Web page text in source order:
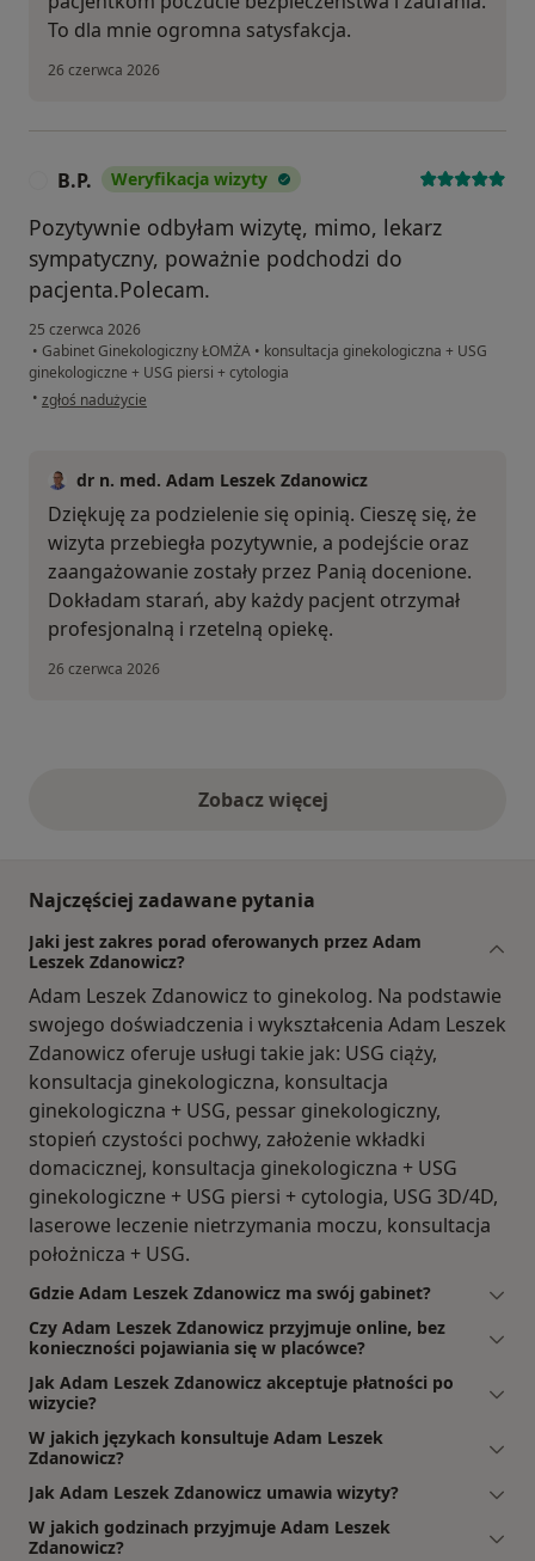
To dla mnie ogromna satysfakcja.
26 czerwca 2026
B.P. Weryfikacja wizyty
Pozytywnie odbyłam wizytę, mimo, lekarz
sympatyczny, poważnie podchodzi do
pacjenta.Polecam.
25 czerwca 2026
• Gabinet Ginekologiczny ŁOMŻA • konsultacja ginekologiczna + USG
ginekologiczne + USG piersi + cytologia
• w opinii użytkownika B.P.
zgłoś nadużycie
dr n. med. Adam Leszek Zdanowicz
Dziękuję za podzielenie się opinią. Cieszę się, że
wizyta przebiegła pozytywnie, a podejście oraz
zaangażowanie zostały przez Panią docenione.
Dokładam starań, aby każdy pacjent otrzymał
profesjonalną i rzetelną opiekę.
26 czerwca 2026
Zobacz więcejopinie powyżej
Najczęściej zadawane pytania
Jaki jest zakres porad oferowanych przez Adam
Leszek Zdanowicz?
Adam Leszek Zdanowicz to ginekolog. Na podstawie
swojego doświadczenia i wykształcenia Adam Leszek
Zdanowicz oferuje usługi takie jak: USG ciąży,
konsultacja ginekologiczna, konsultacja
ginekologiczna + USG, pessar ginekologiczny,
stopień czystości pochwy, założenie wkładki
domacicznej, konsultacja ginekologiczna + USG
ginekologiczne + USG piersi + cytologia, USG 3D/4D,
laserowe leczenie nietrzymania moczu, konsultacja
położnicza + USG.
Gdzie Adam Leszek Zdanowicz ma swój gabinet?
Czy Adam Leszek Zdanowicz przyjmuje online, bez
konieczności pojawiania się w placówce?
Jak Adam Leszek Zdanowicz akceptuje płatności po
wizycie?
W jakich językach konsultuje Adam Leszek
Zdanowicz?
Jak Adam Leszek Zdanowicz umawia wizyty?
W jakich godzinach przyjmuje Adam Leszek
Zdanowicz?